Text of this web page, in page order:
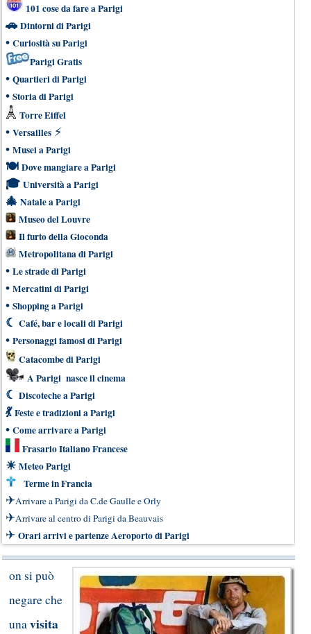
101 cose da fare a Parigi
🚗 Dintorni di Parigi
• Curiosità su Parigi
Parigi Gratis
• Quartieri di Parigi
• Storia di Parigi
Torre Eiffel
• Versailles ⚡
• Musei a Parigi
🍽 Dove mangiare a Parigi
🎓 Università a Parigi
🎄 Natale a Parigi
Museo del Louvre
Il furto della Gioconda
Metropolitana di Parigi
• Le strade di Parigi
• Mercatini di Parigi
• Shopping a Parigi
☾ Café, bar e locali di Parigi
• Personaggi famosi di Parigi
Catacombe di Parigi
A Parigi nasce il cinema
☾ Discoteche a Parigi
💃 Feste e tradizioni a Parigi
• Come arrivare a Parigi
Frasario Italiano Francese
☀ Meteo Parigi
Terme in Francia
✈Arrivare a Parigi da C.de Gaulle e Orly
✈Arrivare al centro di Parigi da Beauvais
✈ Orari arrivi e partenze Aeroporto di Parigi
on si può
negare che
unavisita